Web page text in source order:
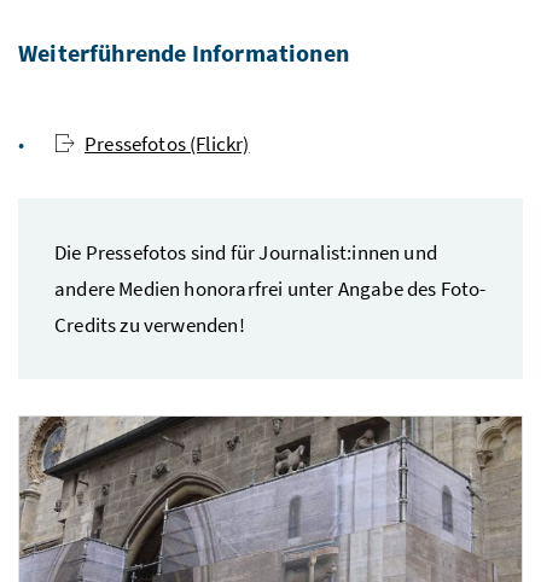
Weiterführende Informationen
Pressefotos (Flickr)
Die Pressefotos sind für Journalist:innen und
andere Medien honorarfrei unter Angabe des Foto-
Credits zu verwenden!